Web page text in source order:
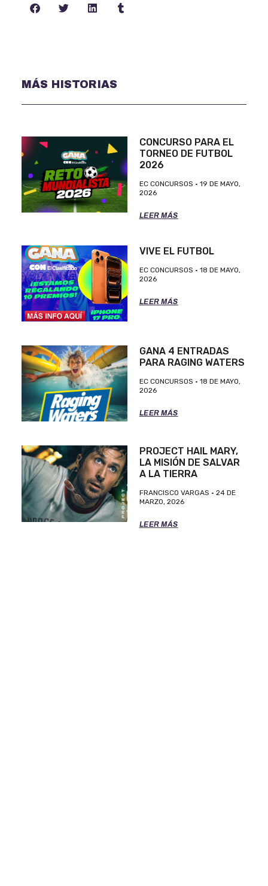
MÁS HISTORIAS
CONCURSO PARA EL
TORNEO DE FUTBOL
2026
EC CONCURSOS
19 DE MAYO,
2026
LEER MÁS
VIVE EL FUTBOL
EC CONCURSOS
18 DE MAYO,
2026
LEER MÁS
GANA 4 ENTRADAS
PARA RAGING WATERS
EC CONCURSOS
18 DE MAYO,
2026
LEER MÁS
PROJECT HAIL MARY,
LA MISIÓN DE SALVAR
A LA TIERRA
FRANCISCO VARGAS
24 DE
MARZO, 2026
LEER MÁS